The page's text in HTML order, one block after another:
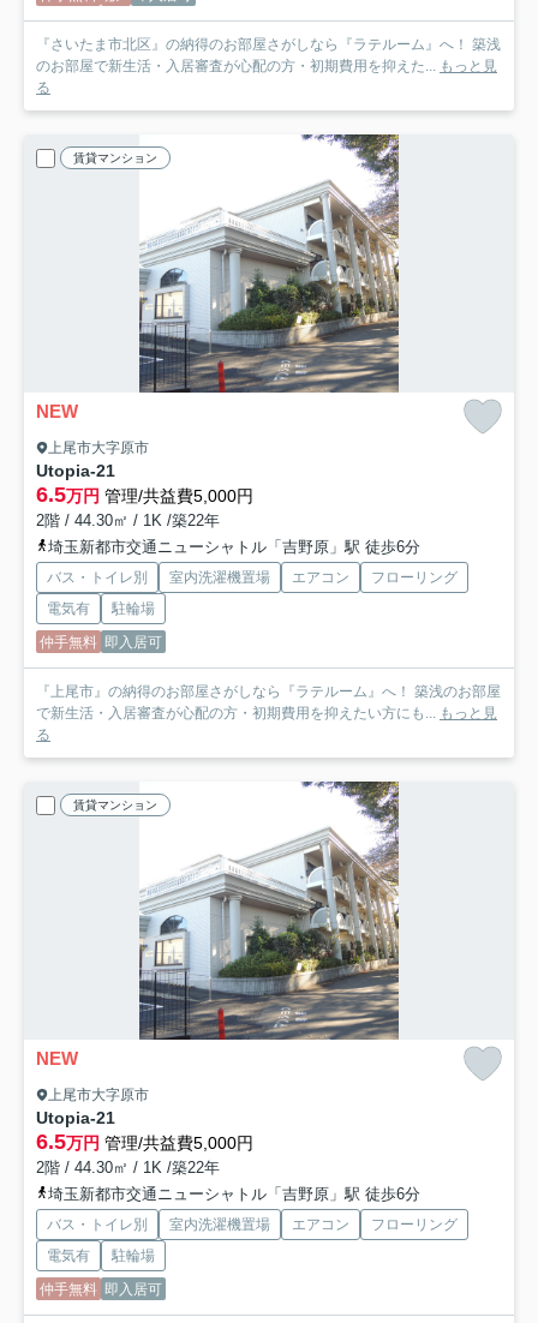
『さいたま市北区』の納得のお部屋さがしなら『ラテルーム』へ！ 築浅
のお部屋で新生活・入居審査が心配の方・初期費用を抑えた... もっと見
る
賃貸マンション
NEW
上尾市大字原市
Utopia-21
6.5万円 管理/共益費5,000円
2階 / 44.30㎡ / 1K /築22年
埼玉新都市交通ニューシャトル「吉野原」駅 徒歩6分
バス・トイレ別 室内洗濯機置場 エアコン
フローリング
電気有
駐輪場
仲手無料 即入居可
『上尾市』の納得のお部屋さがしなら『ラテルーム』へ！ 築浅のお部屋
で新生活・入居審査が心配の方・初期費用を抑えたい方にも... もっと見
る
賃貸マンション
NEW
上尾市大字原市
Utopia-21
6.5万円 管理/共益費5,000円
2階 / 44.30㎡ / 1K /築22年
埼玉新都市交通ニューシャトル「吉野原」駅 徒歩6分
バス・トイレ別 室内洗濯機置場 エアコン
フローリング
電気有
駐輪場
仲手無料 即入居可